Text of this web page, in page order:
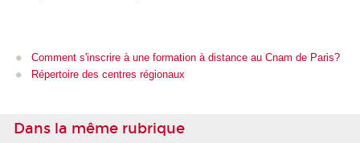
Comment s'inscrire à une formation à distance au Cnam de Paris?
Répertoire des centres régionaux
Dans la même rubrique